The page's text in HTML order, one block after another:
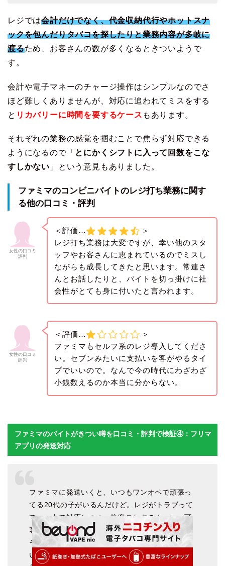
レジでは会計だけでなく、代金収納代行やホットスナ
ックを包んだりタバコを探したりと業務内容が多岐に
渡るため、お客さんの数が多くなるときついようで
す。
会計や電子マネーのチャージ操作はシンプルなのでさ
ほど難しくありませんが、対応に追われてミスをする
と リカバリーに時間を要するケース もあります。
それぞれの業務の感覚を掴むことで焦らず対応できる
ようになるので「 とにかくシフトに入って回数をこな
すしかない 」という意見もありました。
ファミマのコンビニバイトのレジ打ち業務に関す
る他の口コミ・評判
女性の口コミ
評判
＜評価…
＞
レジ打ち業務は大変ですが、幸い他のスタ
ッフやお客さんに恵まれているのでミスし
ながらも成長してきたと思います。常連さ
んとお話したりと、バイトを切っ掛けに社
会性がとても身に付いたと言われます。
女性の口コミ
評判
＜評価…
＞
ファミマもセルフ系のレジ導入してくださ
い。セブンみたいに支払いを客がやるタイ
プでいいので。なんで今の時代にわざわざ
小銭数えるのか本当に分からない。
ファミマのバイトがきつい噂を口コミ・評判で検証④：フリマ
アプリの発送対応
ファミマに発送いくと、いつもワンオペで頑張っ
てる20代の子がいるんだけど。レジがトラブって
て、一人で対応しつつ、接客こなすのめっちゃ可
哀想だった
その上私、メルカリで何回も並ぶから…申し訳な
い気持ちになった